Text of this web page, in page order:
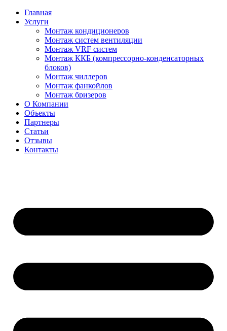
Главная
Услуги
Монтаж кондиционеров
Монтаж cистем вентиляции
Монтаж VRF систем
Монтаж ККБ (компрессорно-конденсаторных
блоков)
Монтаж чиллеров
Монтаж фанкойлов
Монтаж бризеров
О Компании
Объекты
Партнеры
Статьи
Отзывы
Контакты